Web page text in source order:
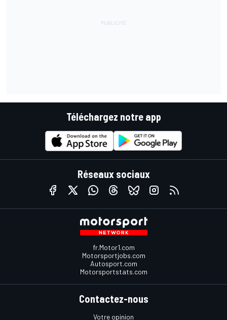
Téléchargez notre app
Réseaux sociaux
fr.Motor1.com
Motorsportjobs.com
Autosport.com
Motorsportstats.com
Contactez-nous
Votre opinion